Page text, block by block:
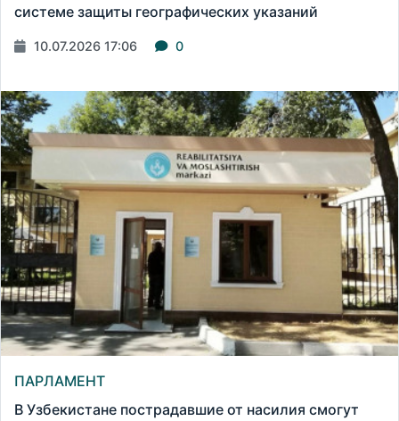
системе защиты географических указаний
10.07.2026 17:06 0
ПАРЛАМЕНТ
В Узбекистане пострадавшие от насилия смогут